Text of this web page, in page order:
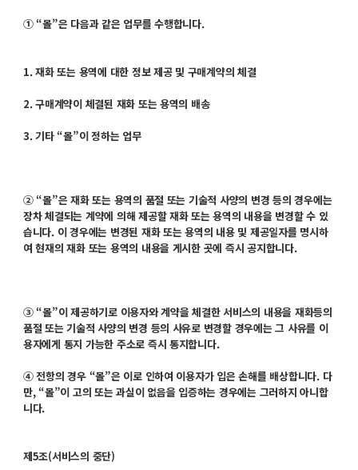
① “몰”은 다음과 같은 업무를 수행합니다.
1. 재화 또는 용역에 대한 정보 제공 및 구매계약의 체결
2. 구매계약이 체결된 재화 또는 용역의 배송
3. 기타 “몰”이 정하는 업무
② “몰”은 재화 또는 용역의 품절 또는 기술적 사양의 변경 등의 경우에는
장차 체결되는 계약에 의해 제공할 재화 또는 용역의 내용을 변경할 수 있
습니다. 이 경우에는 변경된 재화 또는 용역의 내용 및 제공일자를 명시하
여 현재의 재화 또는 용역의 내용을 게시한 곳에 즉시 공지합니다.
③ “몰”이 제공하기로 이용자와 계약을 체결한 서비스의 내용을 재화등의
품절 또는 기술적 사양의 변경 등의 사유로 변경할 경우에는 그 사유를 이
용자에게 통지 가능한 주소로 즉시 통지합니다.
④ 전항의 경우 “몰”은 이로 인하여 이용자가 입은 손해를 배상합니다. 다
만, “몰”이 고의 또는 과실이 없음을 입증하는 경우에는 그러하지 아니합
니다.
제5조(서비스의 중단)